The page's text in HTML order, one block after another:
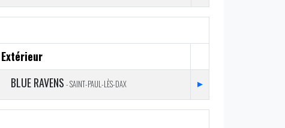
Extérieur
BLUE RAVENS - SAINT-PAUL-LÈS-DAX ▸